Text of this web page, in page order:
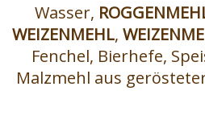
Wasser,
WEIZENMEHL,
Fenchel, Bierhefe,
Malzmehl aus